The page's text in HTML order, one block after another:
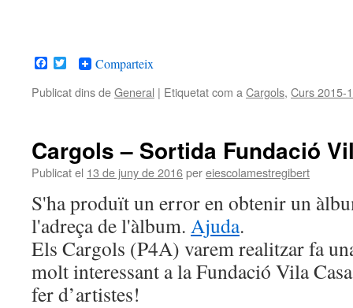
Facebook
TwitterComparteix
Publicat dins deGeneral | Etiquetat com a Cargols, Curs 2015-
Cargols – Sortida Fundació
Publicat el 13 de juny de 2016pereiescolamestregibert
S'ha produït un error en obtenir un
l'adreça de l'àlbum. Ajuda.
Els Cargols (P4A) varem realitzar fa
molt interessant a la Fundació Vila
fer d’artistes!